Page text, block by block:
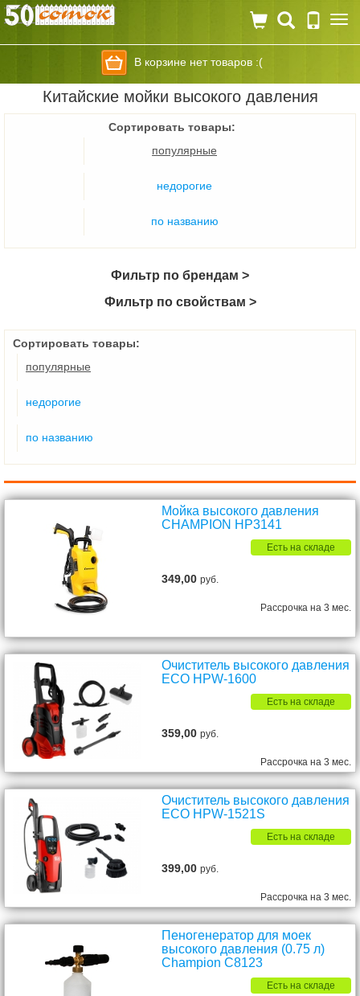
В корзине нет товаров :(
Китайские мойки высокого давления
Сортировать товары:
популярные
недорогие
по названию
Фильтр по брендам >
Фильтр по свойствам >
Сортировать товары:
популярные
недорогие
по названию
Мойка высокого давления
CHAMPION HP3141
Есть на складе
349,00руб.
Рассрочка на 3 мес.
Очиститель высокого давления
ECO HPW-1600
Есть на складе
359,00руб.
Рассрочка на 3 мес.
Очиститель высокого давления
ECO HPW-1521S
Есть на складе
399,00руб.
Рассрочка на 3 мес.
Пеногенератор для моек
высокого давления (0.75 л)
Champion C8123
Есть на складе